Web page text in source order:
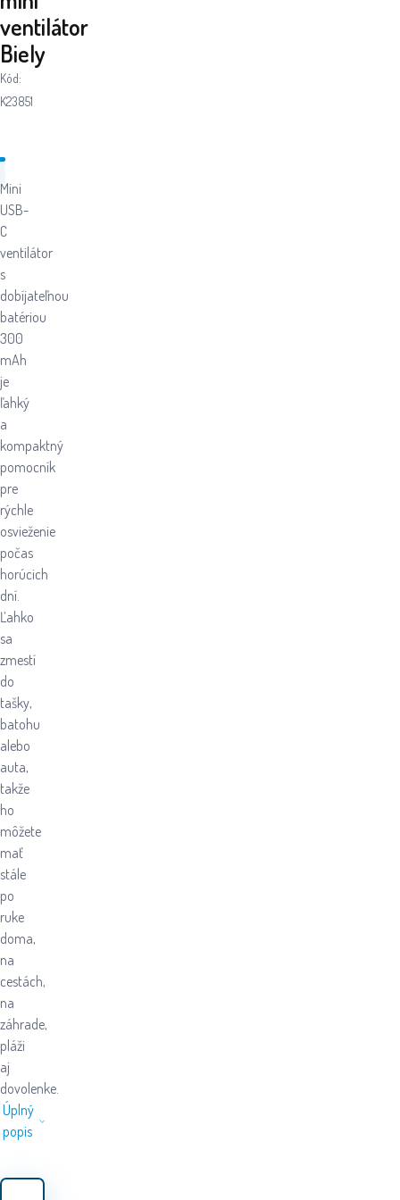
ventilátor
Biely
Kód:
K23851
Mini
USB-
C
ventilátor
s
dobíjateľnou
batériou
300
mAh
je
ľahký
a
kompaktný
pomocník
pre
rýchle
osvieženie
počas
horúcich
dní.
Ľahko
sa
zmestí
do
tašky,
batohu
alebo
auta,
takže
ho
môžete
mať
stále
po
ruke
doma,
na
cestách,
na
záhrade,
pláži
aj
dovolenke.
Úplný
popis